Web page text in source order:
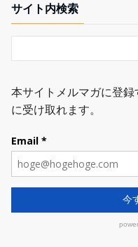
サイト内検索